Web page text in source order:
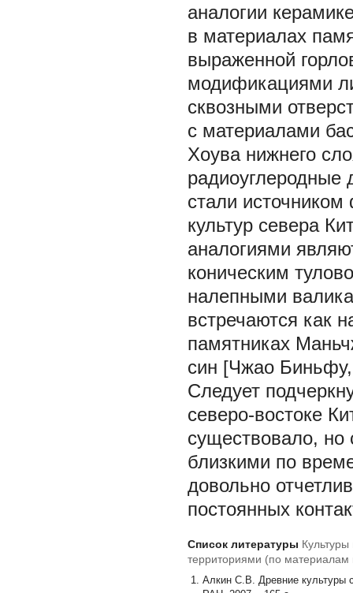
аналогии
в материалах
выраженной
модификациями
сквозными
с материалами
Хоува нижнего
радиоуглеродные
стали
культур севера
аналогиями
коническим
налепными
встречаются как
памятниках
син [Чжао
Следует
северо-востоке
существовало, но
близкими по
довольно
постоянных
Список литературы
территориями (по материалам
Алкин С.В. Древние культуры